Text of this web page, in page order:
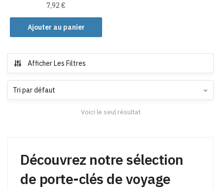
7,92€
Ajouter au panier
Afficher Les Filtres
Voici le seul résultat
Découvrez notre sélection
de porte-clés de voyage